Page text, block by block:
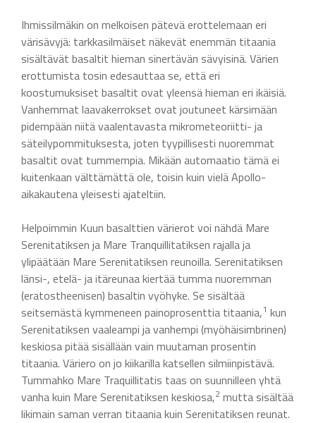
Ihmissilmäkin on melkoisen pätevä erottelemaan eri
värisävyjä: tarkkasilmäiset näkevät enemmän titaania
sisältävät basaltit hieman sinertävän sävyisinä. Värien
erottumista tosin edesauttaa se, että eri
koostumuksiset basaltit ovat yleensä hieman eri ikäisiä.
Vanhemmat laavakerrokset ovat joutuneet kärsimään
pidempään niitä vaalentavasta mikrometeoriitti- ja
säteilypommituksesta, joten tyypillisesti nuoremmat
basaltit ovat tummempia. Mikään automaatio tämä ei
kuitenkaan välttämättä ole, toisin kuin vielä Apollo-
aikakautena yleisesti ajateltiin.
Helpoimmin Kuun basalttien värierot voi nähdä Mare
Serenitatiksen ja Mare Tranquillitatiksen rajalla ja
ylipäätään Mare Serenitatiksen reunoilla. Serenitatiksen
länsi-, etelä- ja itäreunaa kiertää tumma nuoremman
(eratostheenisen) basaltin vyöhyke. Se sisältää
seitsemästä kymmeneen painoprosenttia titaania,1 kun
Serenitatiksen vaaleampi ja vanhempi (myöhäisimbrinen)
keskiosa pitää sisällään vain muutaman prosentin
titaania. Väriero on jo kiikarilla katsellen silmiinpistävä.
Tummahko Mare Traquillitatis taas on suunnilleen yhtä
vanha kuin Mare Serenitatiksen keskiosa,2 mutta sisältää
likimain saman verran titaania kuin Serenitatiksen reunat.